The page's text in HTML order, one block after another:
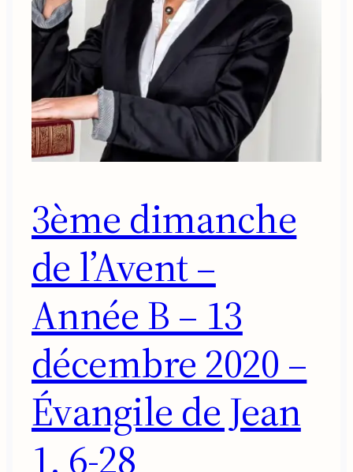
3ème dimanche
de l’Avent –
Année B – 13
décembre 2020 –
Évangile de Jean
1, 6-28